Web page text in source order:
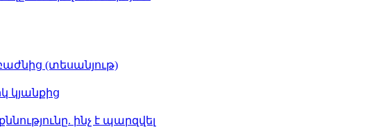
(տեսանյութ)
կյանքից
ինչ է պարզվել